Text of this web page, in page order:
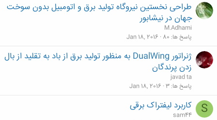
طراحی نخستین نیروگاه تولید برق و اتومبیل بدون سوخت
جهان در نیشابور
M.Adhami
پاسخ ها 80
Jan 18, 2016
ژنراتور DualWing به منظور تولید برق از باد به تقلید از بال
زدن پرندگان
javad ta
پاسخ ها 3
Jan 18, 2016
S کاربرد لیفتراک برقی
sam44